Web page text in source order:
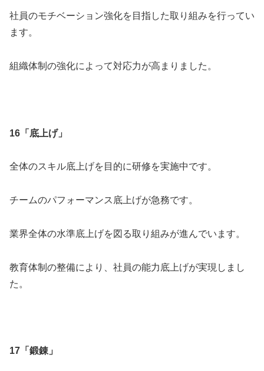
社員のモチベーション強化を目指した取り組みを行ってい
ます。
組織体制の強化によって対応力が高まりました。
16「底上げ」
全体のスキル底上げを目的に研修を実施中です。
チームのパフォーマンス底上げが急務です。
業界全体の水準底上げを図る取り組みが進んでいます。
教育体制の整備により、社員の能力底上げが実現しまし
た。
17「鍛錬」